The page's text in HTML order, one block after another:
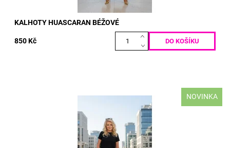
KALHOTY HUASCARAN BÉŽOVÉ
850 Kč
NOVINKA
materiál: PUNTO MILANO 50% BAVLNA 50% POLY-ELASTAN
VELIKOST: pas: 70 - 130 cm boky: max 130 cm délka: 100 cm
Skladem